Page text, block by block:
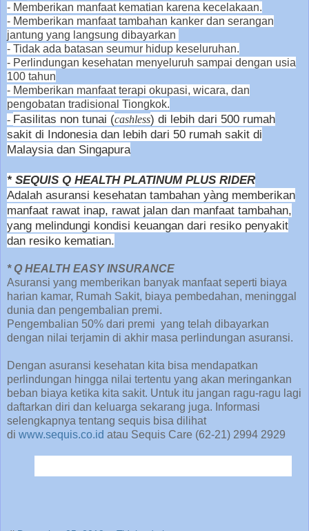
- Memberikan manfaat kematian karena kecelakaan.
- Memberikan manfaat tambahan kanker dan serangan
jantung yang langsung dibayarkan
- Tidak ada batasan seumur hidup keseluruhan.
- Perlindungan kesehatan menyeluruh sampai dengan usia
100 tahun
- Memberikan manfaat terapi okupasi, wicara, dan
pengobatan tradisional Tiongkok.
- Fasilitas non tunai (cashless) di lebih dari 500 rumah
sakit di Indonesia dan lebih dari 50 rumah sakit di
Malaysia dan Singapura
* SEQUIS Q HEALTH PLATINUM PLUS RIDER
Adalah asuransi kesehatan tambahan yàng memberikan
manfaat rawat inap, rawat jalan dan manfaat tambahan,
yang melindungi kondisi keuangan dari resiko penyakit
dan resiko kematian.
* Q HEALTH EASY INSURANCE
Asuransi yang memberikan banyak manfaat seperti biaya
harian kamar, Rumah Sakit, biaya pembedahan, meninggal
dunia dan pengembalian premi.
Pengembalian 50% dari premi yang telah dibayarkan
dengan nilai terjamin di akhir masa perlindungan asuransi.
Dengan asuransi kesehatan kita bisa mendapatkan
perlindungan hingga nilai tertentu yang akan meringankan
beban biaya ketika kita sakit. Untuk itu jangan ragu-ragu lagi
daftarkan diri dan keluarga sekarang juga. Informasi
selengkapnya tentang sequis bisa dilihat
di www.sequis.co.id atau Sequis Care (62-21) 2994 2929